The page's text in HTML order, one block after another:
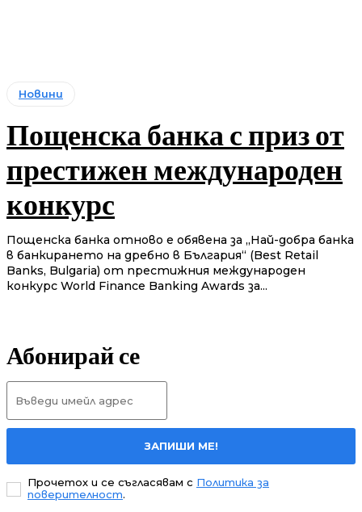
Новини
Пощенска банка с приз от
престижен международен
конкурс
Пощенска банка отново е обявена за „Най-добра банка
в банкирането на дребно в България“ (Best Retail
Banks, Bulgaria) от престижния международен
конкурс World Finance Banking Awards за...
Абонирай се
ЗАПИШИ МЕ!
Прочетох и се съгласявам с Политика за
поверителност.